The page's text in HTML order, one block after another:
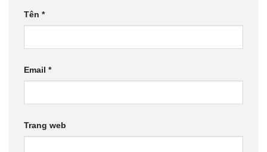
Tên *
Email *
Trang web